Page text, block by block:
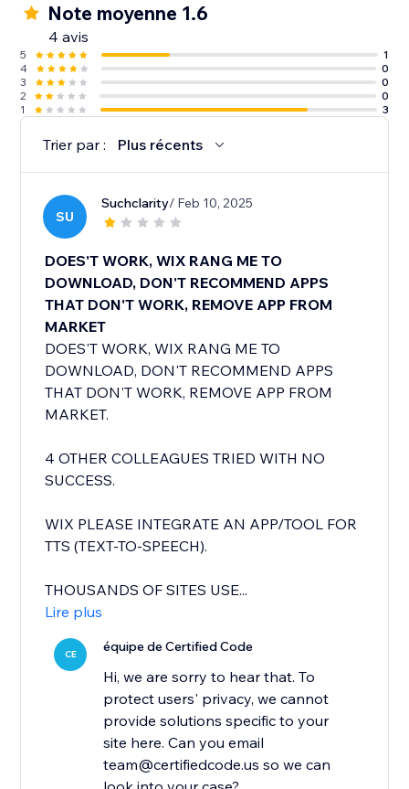
Note moyenne 1.6
4 avis
5
1
4
0
3
0
2
0
1
3
Trier par : Plus récents
SU
Suchclarity/ Feb 10, 2025
DOES'T WORK, WIX RANG ME TO
DOWNLOAD, DON'T RECOMMEND APPS
THAT DON'T WORK, REMOVE APP FROM
MARKET
DOES'T WORK, WIX RANG ME TO
DOWNLOAD, DON'T RECOMMEND APPS
THAT DON'T WORK, REMOVE APP FROM
MARKET.
4 OTHER COLLEAGUES TRIED WITH NO
SUCCESS.
WIX PLEASE INTEGRATE AN APP/TOOL FOR
TTS (TEXT-TO-SPEECH).
THOUSANDS OF SITES USE...
Lire plus
CE équipe de Certified Code
Hi, we are sorry to hear that. To
protect users' privacy, we cannot
provide solutions specific to your
site here. Can you email
team@certifiedcode.us so we can